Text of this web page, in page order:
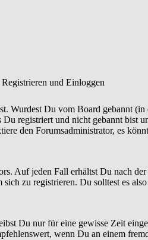
Registrieren und Einloggen
Du vom Board gebannt
registriert und nicht gebannt bist
den Forumsadministrator, es
Auf jeden Fall erhältst Du nach
zu registrieren. Du solltest es
Du nur für eine gewisse Zeit
wenn Du an einem